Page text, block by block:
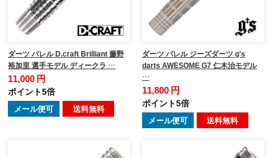
ダーツ バレル D.craft Brilliant 藤野
裕加里 選手モデル ディークラ …
11,000 円
ポイント5倍
メール便可 送料無料
ダーツ バレル ジーズダーツ g's
darts AWESOME G7 仁木治モデル
…
11,800 円
ポイント5倍
メール便可 送料無料